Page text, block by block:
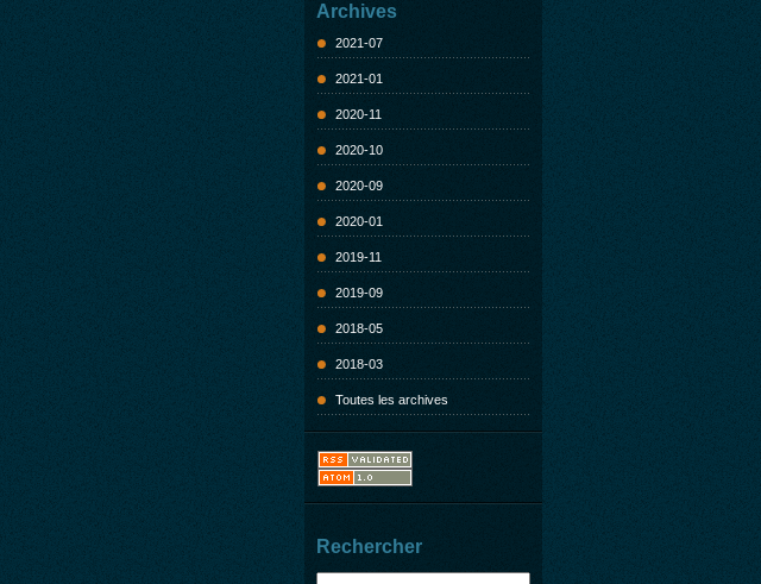
Archives
2021-07
2021-01
2020-11
2020-10
2020-09
2020-01
2019-11
2019-09
2018-05
2018-03
Toutes les archives
Rechercher